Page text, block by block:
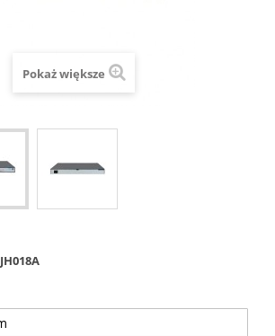
Pokaż większe
JH018A